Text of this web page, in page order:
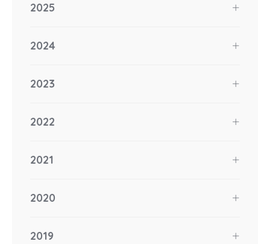
2025
2024
2023
2022
2021
2020
2019